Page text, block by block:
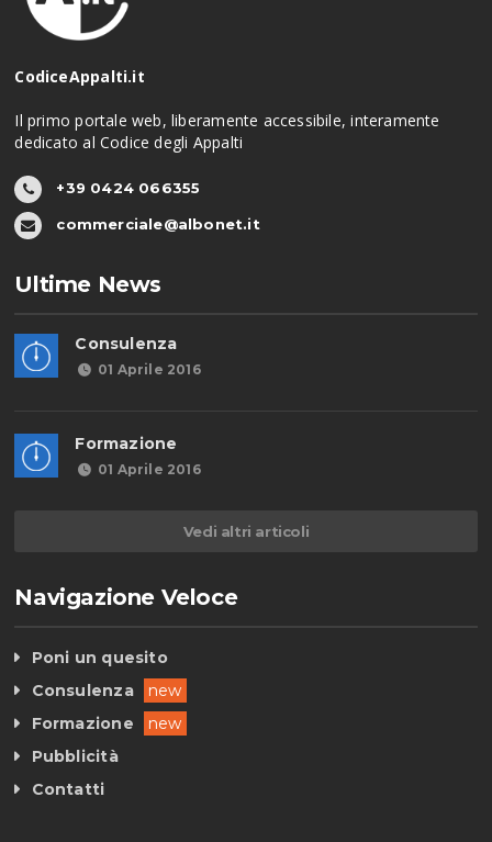
CodiceAppalti.it
Il primo portale web, liberamente accessibile, interamente
dedicato al Codice degli Appalti
+39 0424 066355
commerciale@albonet.it
Ultime News
Consulenza
01 Aprile 2016
Formazione
01 Aprile 2016
Vedi altri articoli
Navigazione Veloce
Poni un quesito
Consulenza
new
Formazione
new
Pubblicità
Contatti